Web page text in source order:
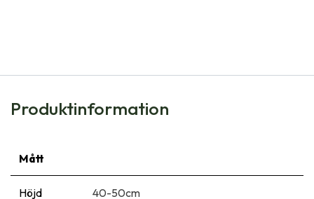
Produktinformation
Mått
Höjd 40-50cm